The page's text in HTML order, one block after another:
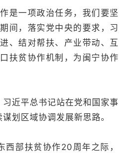
一项政治任务，我们要坚
间，落实党中央的要求，习
、结对帮扶、产业带动、互
扶贫协作机制，为闽宁协作
近平总书记站在党和国家事
划区域协调发展新思路。
部扶贫协作20周年之际，